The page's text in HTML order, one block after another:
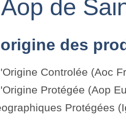
de
des
Controlée (Aoc
Protégée (Aop
Protégées